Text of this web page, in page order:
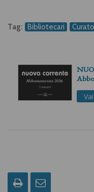
Tag: Bibliotecari